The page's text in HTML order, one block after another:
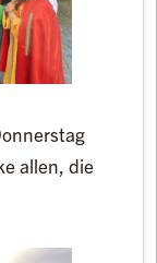
allen, die